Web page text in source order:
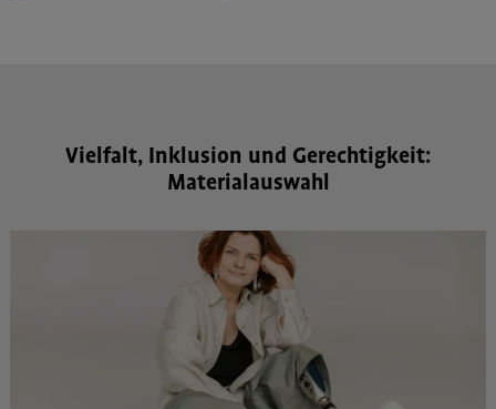
Vielfalt, Inklusion und Gerechtigkeit:
Materialauswahl